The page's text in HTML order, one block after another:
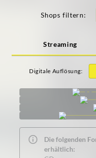
Shops filtern:
Streaming
Digitale Auflösung:
Die folgenden
erhältlich: